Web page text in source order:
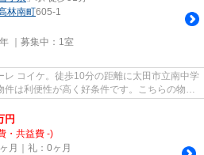
林南町605-1
｜募集中： 1室
レ コイケ。徒歩10分の距離に太田市立南中学
は利便性が高く好条件です。こちらの物件
円
・共益費 -)
月｜礼：0ヶ月